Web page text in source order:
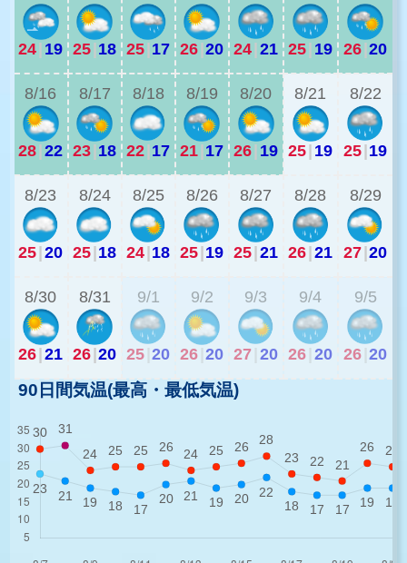
24| 19 25|18 25|17 26|20 24|21 25| 19 26|20
8/16
28|22
8/17
23|18
8/18
22|17
8/19
21|17
8/20
26| 19
8/21
25| 19
8/22
25|19
8/23
25|20
8/24
25|18
8/25
24|18
8/26
25|19
8/27
25|21
8/28
26|21
8/29
27|20
8/30
26|21
8/31
26|20
9/1
25 20
9/2
26 20
9/3
27 20
9/4
26 20
9/5
26 20
90日間気温(最高・最低気温)